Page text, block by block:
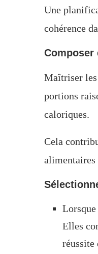
Une
cohérence
Maîtriser les
portions
caloriques.
Cela
alimentaires
Elles
réussite